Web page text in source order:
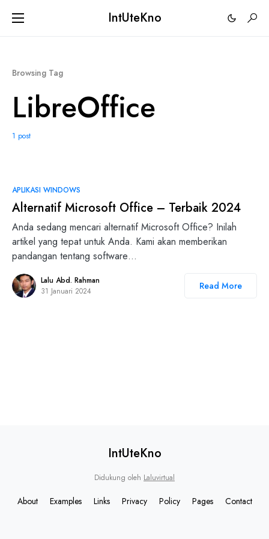
IntUteKno
Browsing Tag
LibreOffice
1 post
APLIKASI WINDOWS
Alternatif Microsoft Office – Terbaik 2024
Anda sedang mencari alternatif Microsoft Office? Inilah
artikel yang tepat untuk Anda. Kami akan memberikan
pandangan tentang software…
Lalu Abd. Rahman
31 Januari 2024
Read More
IntUteKno
Didukung oleh Laluvirtual
About Examples Links Privacy Policy Pages Contact